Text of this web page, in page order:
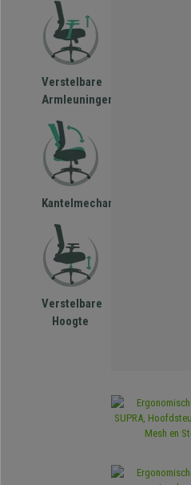
Verstelbare
Armleuningen
Kantelmechanisme
Verstelbare
Hoogte